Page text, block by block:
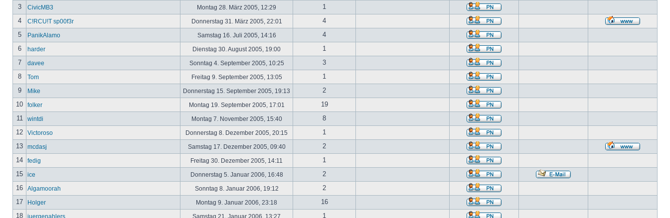
3
CivicMB3 Montag 28. März 2005, 12:29
1
4
C!RCU!T sp00f3r Donnerstag 31. März 2005, 22:01
4
5
PanikAlamo Samstag 16. Juli 2005, 14:16
4
6
harder Dienstag 30. August 2005, 19:00
1
7
davee Sonntag 4. September 2005, 10:25
3
8
Tom Freitag 9. September 2005, 13:05
1
9
Mike Donnerstag 15. September 2005, 19:13
2
10
folker Montag 19. September 2005, 17:01
19
11
wintdi Montag 7. November 2005, 15:40
8
12
Victoroso Donnerstag 8. Dezember 2005, 20:15
1
13
mcdasj Samstag 17. Dezember 2005, 09:40
2
14
fedig Freitag 30. Dezember 2005, 14:11
1
15
ice Donnerstag 5. Januar 2006, 16:48
2
16
Algamoorah Sonntag 8. Januar 2006, 19:12
2
17
Holger Montag 9. Januar 2006, 23:18
16
18
juergenahlers Samstag 21. Januar 2006, 13:27
1